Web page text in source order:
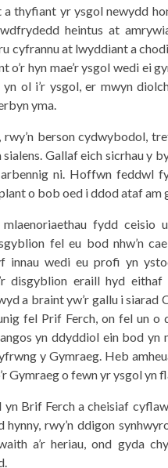
thyfiant yr ysgol newydd
heintus at
cyfrannu at lwyddiant a
o’r hyn mae’r ysgol wedi ei
ol i’r ysgol, er mwyn
yma.
rwy’n berson cydwybodol,
Gallaf eich sicrhau y
ni. Hoffwn feddwl
o bob oed i ddod ataf
fydd ceisio
fel eu bod nhw’n
innau wedi eu profi yn
disgyblion eraill hyd
a braint yw’r gallu i siarad
fel Prif Ferch, on fel un o
yn ddyddiol ein bod
y Gymraeg. Heb
Gymraeg o fewn yr ysgol yn
yn Brif Ferch a cheisiaf
hynny, rwy’n ddigon
a’r heriau, ond gyda